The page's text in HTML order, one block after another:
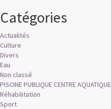
Catégories
Actualités
Culture
Divers
Eau
Non classé
PISCINE PUBLIQUE CENTRE AQUATIQUE
Réhabilitation
Sport